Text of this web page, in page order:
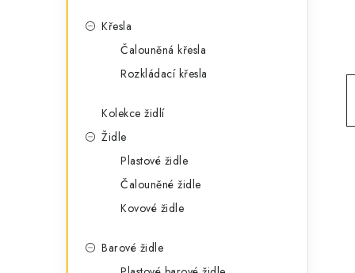
Křesla
Čalouněná křesla
Rozkládací křesla
Kolekce židlí
Židle
Plastové židle
Čalouněné židle
Kovové židle
Barové židle